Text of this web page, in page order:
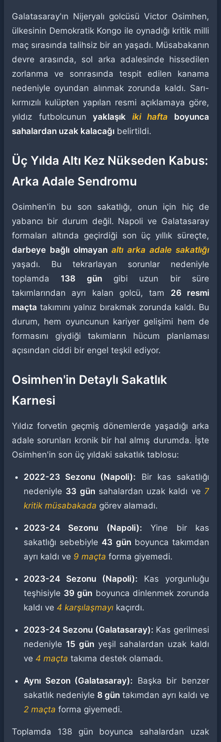
Galatasaray'ın Nijeryalı golcüsü Victor Osimhen,
ülkesinin Demokratik Kongo ile oynadığı kritik milli
maç sırasında talihsiz bir an yaşadı. Müsabakanın
devre arasında, sol arka adalesinde hissedilen
zorlanma ve sonrasında tespit edilen kanama
nedeniyle oyundan alınmak zorunda kaldı. Sarı-
kırmızılı kulüpten yapılan resmi açıklamaya göre,
yıldız futbolcununyaklaşık iki hafta boyunca
sahalardan uzak kalacağı belirtildi.
Üç Yılda Altı Kez Nükseden Kabus:
Arka Adale Sendromu
Osimhen'in bu son sakatlığı, onun için hiç de
yabancı bir durum değil. Napoli ve Galatasaray
formaları altında geçirdiği son üç yıllık süreçte,
darbeye bağlı olmayan altı arka adale sakatlığı
yaşadı. Bu tekrarlayan sorunlar nedeniyle
toplamda 138 güngibi uzun bir süre
takımlarından ayrı kalan golcü, tam 26 resmi
maçta takımını yalnız bırakmak zorunda kaldı. Bu
durum, hem oyuncunun kariyer gelişimi hem de
formasını giydiği takımların hücum planlaması
açısından ciddi bir engel teşkil ediyor.
Osimhen'in Detaylı Sakatlık
Karnesi
Yıldız forvetin geçmiş dönemlerde yaşadığı arka
adale sorunları kronik bir hal almış durumda. İşte
Osimhen'in son üç yıldaki sakatlık tablosu:
2022-23 Sezonu (Napoli): Bir kas sakatlığı
nedeniyle 33 günsahalardan uzak kaldı ve 7
kritik müsabakada görev alamadı.
2023-24 Sezonu (Napoli): Yine bir kas
sakatlığı sebebiyle43 günboyunca takımdan
ayrı kaldı ve 9 maçta forma giyemedi.
2023-24 Sezonu (Napoli): Kas yorgunluğu
teşhisiyle 39 gün boyunca dinlenmek zorunda
kaldı ve 4 karşılaşmayı kaçırdı.
2023-24 Sezonu (Galatasaray): Kas gerilmesi
nedeniyle 15 günyeşil sahalardan uzak kaldı
ve 4 maçta takıma destek olamadı.
Aynı Sezon (Galatasaray): Başka bir benzer
sakatlık nedeniyle 8 gün takımdan ayrı kaldı ve
2 maçta forma giyemedi.
Toplamda 138 gün boyunca sahalardan uzak